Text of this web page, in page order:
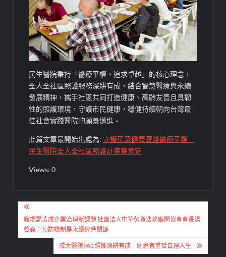
民生醫院秉持「醫療平權、追求卓越」的核心理念，
全人全社區照護服務深耕有成，結合智慧醫療與永續
發展精神，攜手社區共同打造健康、高齡友善且具韌
性的照護環境，守護市民健康，穩健持續朝向台灣最
佳社會實踐醫院的願景邁進。
此篇文章最開始出處為:守護民眾健康實踐醫療平權
民生醫院全人全社區照護計畫獲肯定
Views: 0
文
章
導
職場霸凌成企業治理新課題 社團法人中華勞資法務顧問協會會長湯
啓堯：預防機制是永續經營關鍵
成大醫院PAC照護深耕有成 助患者重拾自理人生